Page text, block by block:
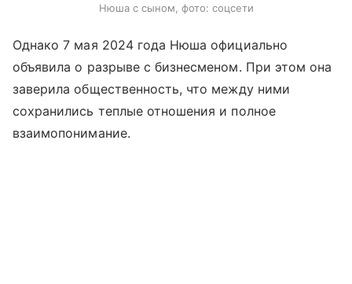
Нюша с сыном, фото: соцсети
Однако 7 мая 2024 года Нюша официально
объявила о разрыве с бизнесменом. При этом она
заверила общественность, что между ними
сохранились теплые отношения и полное
взаимопонимание.